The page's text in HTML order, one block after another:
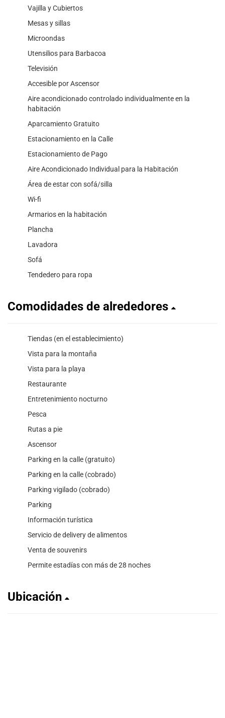
Vajilla y Cubiertos
Mesas y sillas
Microondas
Utensilios para Barbacoa
Televisión
Accesible por Ascensor
Aire acondicionado controlado individualmente en la
habitación
Aparcamiento Gratuito
Estacionamiento en la Calle
Estacionamiento de Pago
Aire Acondicionado Individual para la Habitación
Área de estar con sofá/silla
Wi-fi
Armarios en la habitación
Plancha
Lavadora
Sofá
Tendedero para ropa
Comodidades de alrededores
Tiendas (en el establecimiento)
Vista para la montaña
Vista para la playa
Restaurante
Entretenimiento nocturno
Pesca
Rutas a pie
Ascensor
Parking en la calle (gratuito)
Parking en la calle (cobrado)
Parking vigilado (cobrado)
Parking
Información turística
Servicio de delivery de alimentos
Venta de souvenirs
Permite estadías con más de 28 noches
Ubicación